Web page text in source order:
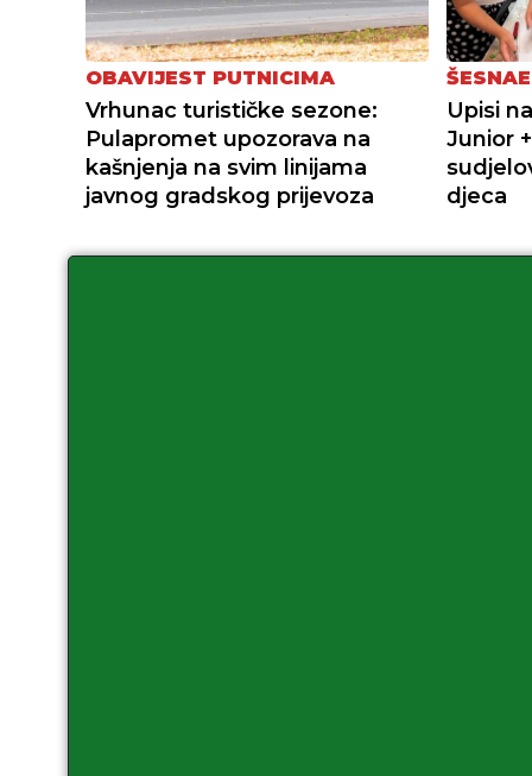
OBAVIJEST PUTNICIMA
Vrhunac turističke sezone:
Pulapromet upozorava na
kašnjenja na svim linijama
javnog gradskog prijevoza
Upisi
Junior
djeca